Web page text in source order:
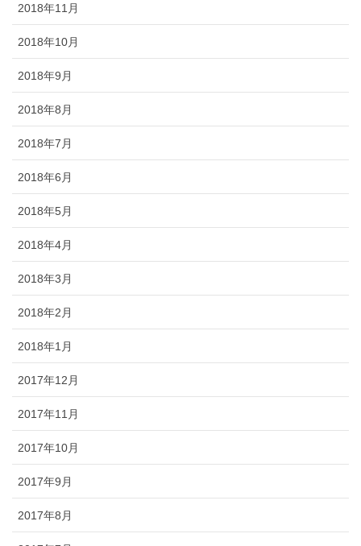
2018年11月
2018年10月
2018年9月
2018年8月
2018年7月
2018年6月
2018年5月
2018年4月
2018年3月
2018年2月
2018年1月
2017年12月
2017年11月
2017年10月
2017年9月
2017年8月